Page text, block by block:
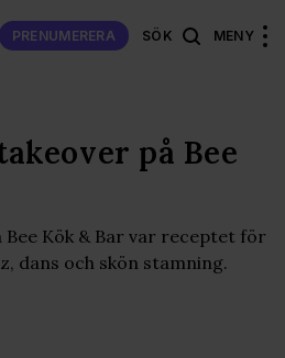
PRENUMERERA SÖK MENY
på Bee
Bee Kök & Bar var receptet för
dans och skön stamning.